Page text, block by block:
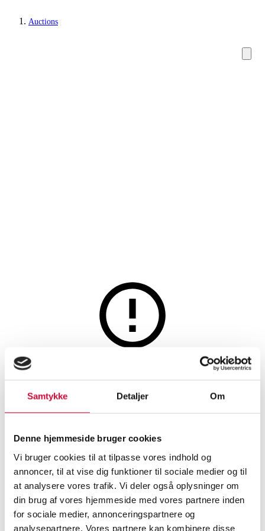
Samtykke Detaljer Om
Denne hjemmeside bruger cookies
Vi bruger cookies til at tilpasse vores indhold og
annoncer, til at vise dig funktioner til sociale medier og til
at analysere vores trafik. Vi deler også oplysninger om
din brug af vores hjemmeside med vores partnere inden
for sociale medier, annonceringspartnere og
analysepartnere. Vores partnere kan kombinere disse
Auctions
Necklaces, pendants
Brilliant pendant with
freshwater pearl in 9 kt. white
gold
SHOWROOM
København
ESTIMATE
DKK 2,800
ITEM NUMBER
6252482
Brand new itemVAT lot